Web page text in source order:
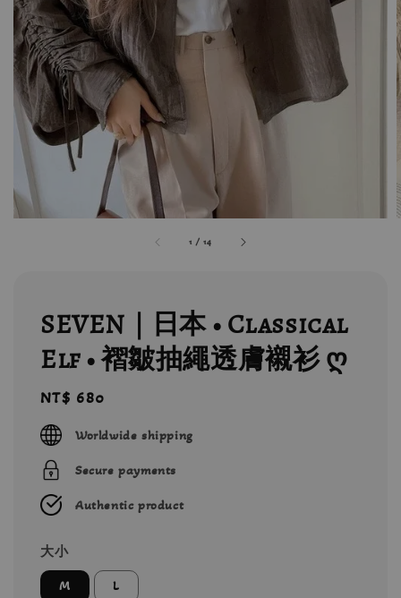
1 /14
SEVEN｜日本 • Classical
Elf • 褶皺抽繩透膚襯衫 ღ
Regular
price
NT$ 680
Worldwide shipping
Secure payments
Authentic product
大小
M L